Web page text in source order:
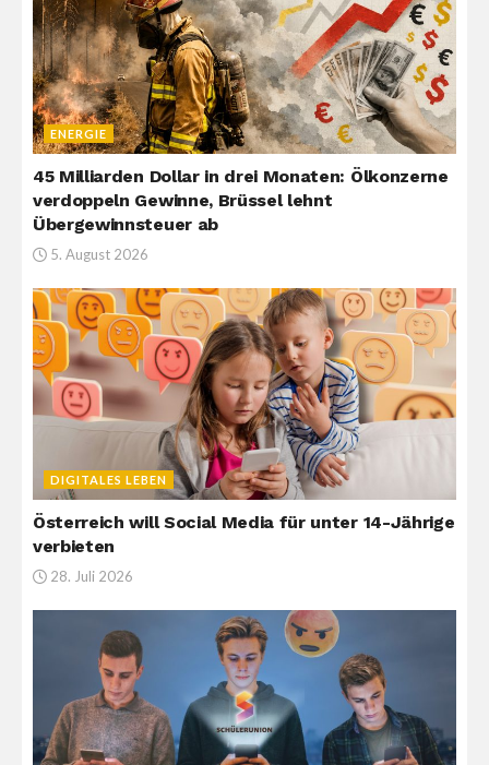
ENERGIE
45 Milliarden Dollar in drei Monaten: Ölkonzerne
verdoppeln Gewinne, Brüssel lehnt
Übergewinnsteuer ab
5. August 2026
DIGITALES LEBEN
Österreich will Social Media für unter 14-Jährige
verbieten
28. Juli 2026